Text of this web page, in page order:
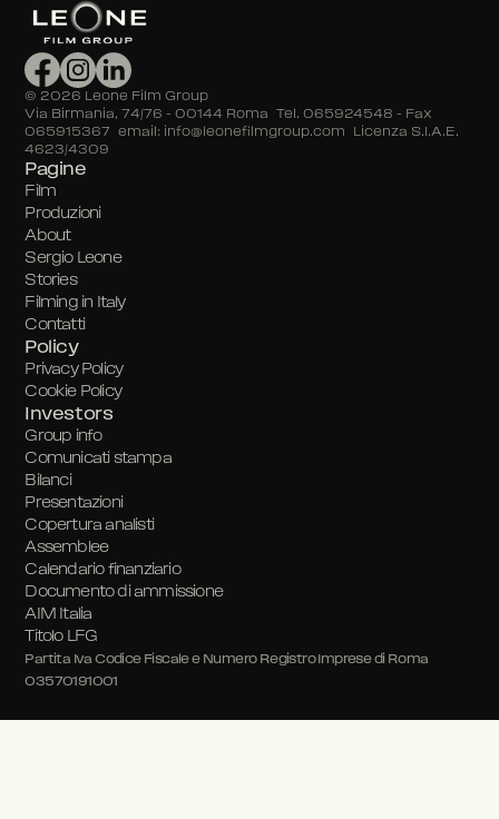
© 2026 Leone Film Group
Via Birmania, 74/76 – 00144 Roma Tel. 065924548 – Fax
065915367 email: info@leonefilmgroup.com Licenza S.I.A.E.
4623/4309
Pagine
Film
Produzioni
About
Sergio Leone
Stories
Filming in Italy
Contatti
Policy
Privacy Policy
Cookie Policy
Investors
Group info
Comunicati stampa
Bilanci
Presentazioni
Copertura analisti
Assemblee
Calendario finanziario
Documento di ammissione
AIM Italia
Titolo LFG
Partita Iva Codice Fiscale e Numero Registro Imprese di Roma
03570191001